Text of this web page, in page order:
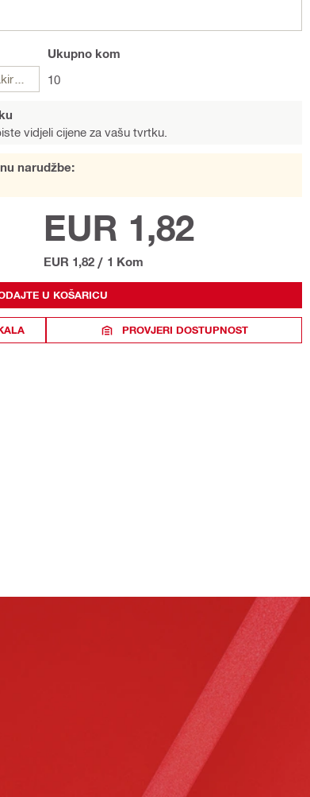
Pakiranje
Ukupno kom
10
vidjeli cijene za vašu tvrtku.
narudžbe:
EUR 1,82
EUR 1,82 / 1 Kom
U KOŠARICU
PROVJERI DOSTUPNOST